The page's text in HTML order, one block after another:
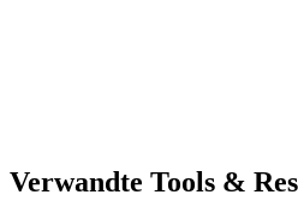
Verwandte Tools &